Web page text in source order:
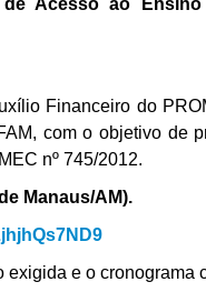
Acesso ao Ensino
Financeiro do
com o objetivo de
nº 745/2012.
Manaus/AM).
e o cronograma